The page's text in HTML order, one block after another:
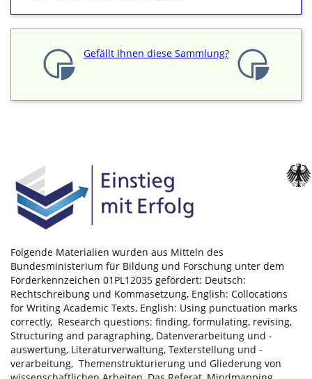
Gefällt Ihnen diese Sammlung?
Folgende Materialien wurden aus Mitteln des
Bundesministerium für Bildung und Forschung unter dem
Förderkennzeichen 01PL12035 gefördert: Deutsch:
Rechtschreibung und Kommasetzung, English: Collocations
for Writing Academic Texts, English: Using punctuation marks
correctly, Research questions: finding, formulating, revising,
Structuring and paragraphing, Datenverarbeitung und -
auswertung, Literaturverwaltung, Texterstellung und -
verarbeitung, Themenstrukturierung und Gliederung von